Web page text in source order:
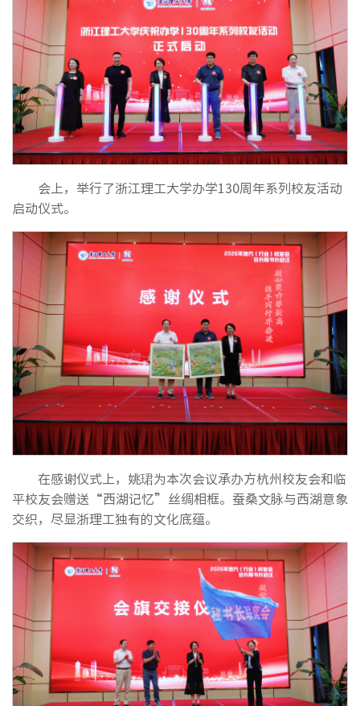
会上，举行了浙江理工大学办学130周年系列校友活动
启动仪式。
在感谢仪式上，姚珺为本次会议承办方杭州校友会和临
平校友会赠送“西湖记忆”丝绸相框。蚕桑文脉与西湖意象
交织，尽显浙理工独有的文化底蕴。